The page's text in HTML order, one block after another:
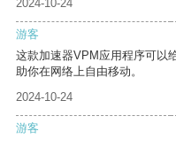
2024-10-24
游客
这款加速器VPM应用程序可以
助你在网络上自由移动。
2024-10-24
游客